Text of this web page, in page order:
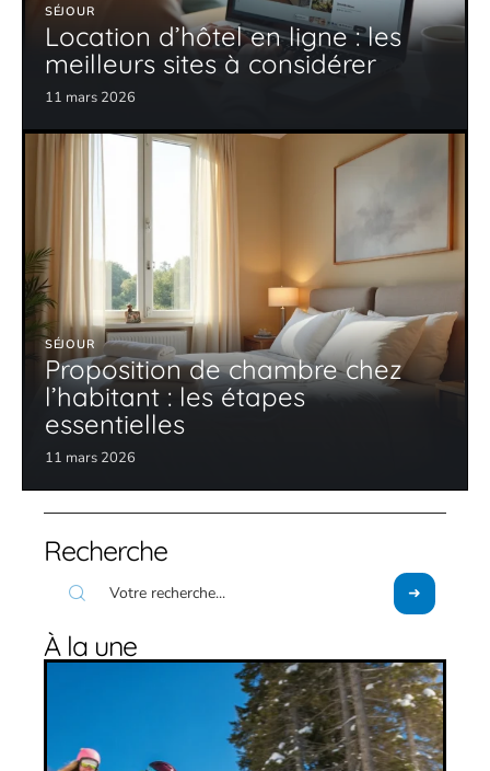
SÉJOUR
Location d’hôtel en ligne : les
meilleurs sites à considérer
11 mars 2026
SÉJOUR
Proposition de chambre chez
l’habitant : les étapes
essentielles
11 mars 2026
Recherche
À la une